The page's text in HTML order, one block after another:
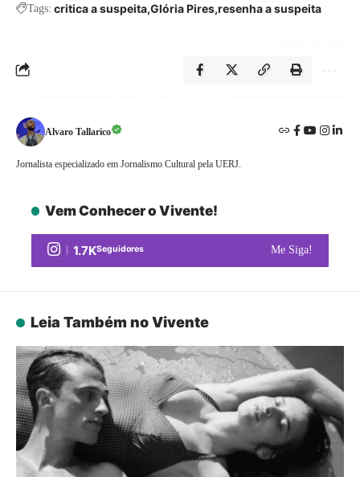
Tags: critica a suspeita Glória Pires resenha a suspeita
Alvaro Tallarico
Jornalista especializado em Jornalismo Cultural pela UERJ.
Vem Conhecer o Vivente!
1.7KSeguidores Me Siga!
Leia Também no Vivente